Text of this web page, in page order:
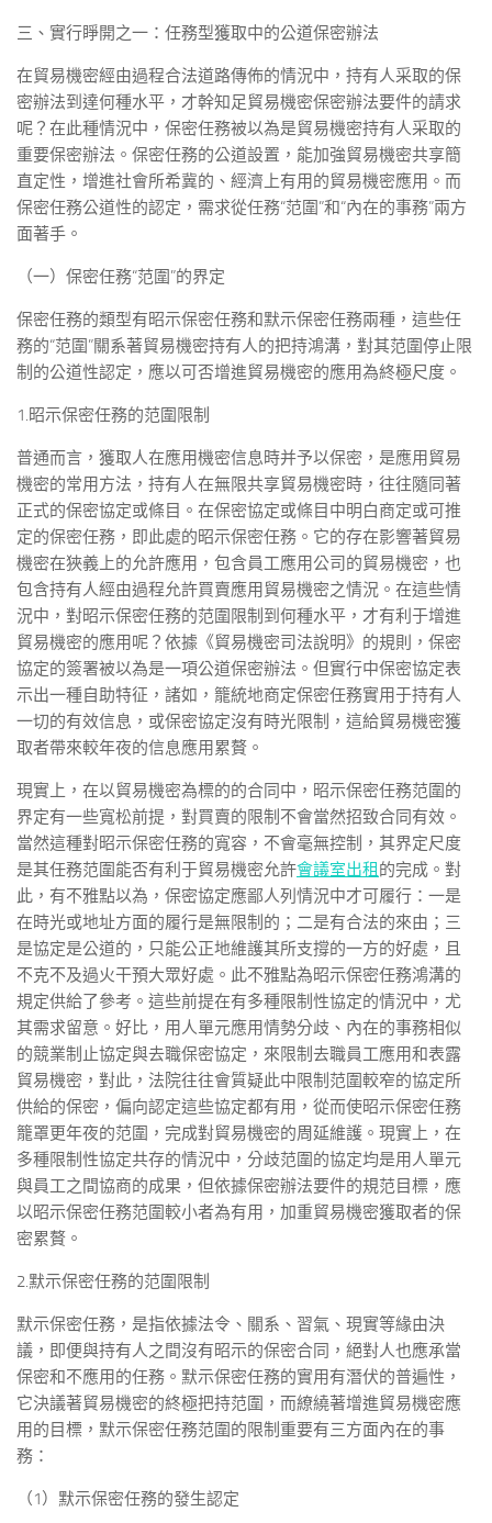
三、實行睜開之一：任務型獲取中的公道保密辦法
在貿易機密經由過程合法道路傳佈的情況中，持有人采取的保
密辦法到達何種水平，才幹知足貿易機密保密辦法要件的請求
呢？在此種情況中，保密任務被以為是貿易機密持有人采取的
重要保密辦法。保密任務的公道設置，能加強貿易機密共享簡
直定性，增進社會所希冀的、經濟上有用的貿易機密應用。而
保密任務公道性的認定，需求從任務“范圍”和“內在的事務”兩方
面著手。
（一）保密任務“范圍”的界定
保密任務的類型有昭示保密任務和默示保密任務兩種，這些任
務的“范圍”關系著貿易機密持有人的把持鴻溝，對其范圍停止限
制的公道性認定，應以可否增進貿易機密的應用為終極尺度。
1.昭示保密任務的范圍限制
普通而言，獲取人在應用機密信息時并予以保密，是應用貿易
機密的常用方法，持有人在無限共享貿易機密時，往往隨同著
正式的保密協定或條目。在保密協定或條目中明白商定或可推
定的保密任務，即此處的昭示保密任務。它的存在影響著貿易
機密在狹義上的允許應用，包含員工應用公司的貿易機密，也
包含持有人經由過程允許買賣應用貿易機密之情況。在這些情
況中，對昭示保密任務的范圍限制到何種水平，才有利于增進
貿易機密的應用呢？依據《貿易機密司法說明》的規則，保密
協定的簽署被以為是一項公道保密辦法。但實行中保密協定表
示出一種自助特征，諸如，籠統地商定保密任務實用于持有人
一切的有效信息，或保密協定沒有時光限制，這給貿易機密獲
取者帶來較年夜的信息應用累贅。
現實上，在以貿易機密為標的的合同中，昭示保密任務范圍的
界定有一些寬松前提，對買賣的限制不會當然招致合同有效。
當然這種對昭示保密任務的寬容，不會毫無控制，其界定尺度
是其任務范圍能否有利于貿易機密允許會議室出租 的完成。對
此，有不雅點以為，保密協定應鄙人列情況中才可履行：一是
在時光或地址方面的履行是無限制的；二是有合法的來由；三
是協定是公道的，只能公正地維護其所支撐的一方的好處，且
不克不及過火干預大眾好處。此不雅點為昭示保密任務鴻溝的
規定供給了參考。這些前提在有多種限制性協定的情況中，尤
其需求留意。好比，用人單元應用情勢分歧、內在的事務相似
的競業制止協定與去職保密協定，來限制去職員工應用和表露
貿易機密，對此，法院往往會質疑此中限制范圍較窄的協定所
供給的保密，偏向認定這些協定都有用，從而使昭示保密任務
籠罩更年夜的范圍，完成對貿易機密的周延維護。現實上，在
多種限制性協定共存的情況中，分歧范圍的協定均是用人單元
與員工之間協商的成果，但依據保密辦法要件的規范目標，應
以昭示保密任務范圍較小者為有用，加重貿易機密獲取者的保
密累贅。
2.默示保密任務的范圍限制
默示保密任務，是指依據法令、關系、習氣、現實等緣由決
議，即便與持有人之間沒有昭示的保密合同，絕對人也應承當
保密和不應用的任務。默示保密任務的實用有潛伏的普遍性，
它決議著貿易機密的終極把持范圍，而繚繞著增進貿易機密應
用的目標，默示保密任務范圍的限制重要有三方面內在的事
務：
（1）默示保密任務的發生認定